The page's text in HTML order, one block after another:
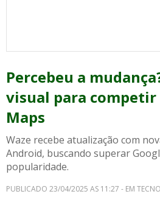
Percebeu a
visual para competir
Maps
Waze recebe atualização com
Android, buscando superar
popularidade.
PUBLICADO 23/04/2025 AS 11:27 - EM